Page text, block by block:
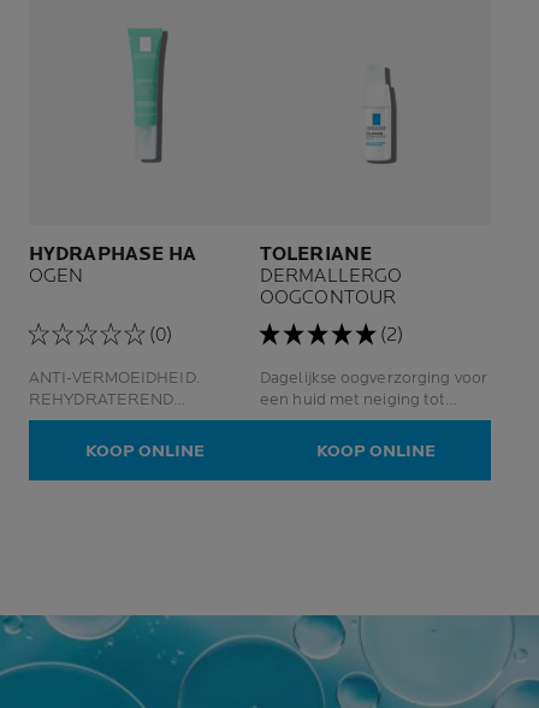
HYDRAPHASE HA
OGEN
(0)
ANTI-VERMOEIDHEID.
REHYDRATEREND
CONCENTRAAT.
KOOP ONLINE
TOLERIANE
DERMALLERGO
OOGCONTOUR
(2)
Dagelijkse oogverzorging voor
een huid met neiging tot
allergie
KOOP ONLINE